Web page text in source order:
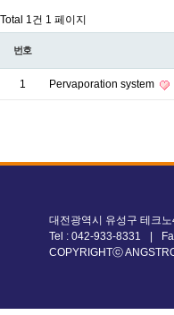
Total 1건 1 페이지
번호
1 Pervaporation system
대전광역시 유성구 테크
Tel : 042-933-8331
COPYRIGHTⓒ